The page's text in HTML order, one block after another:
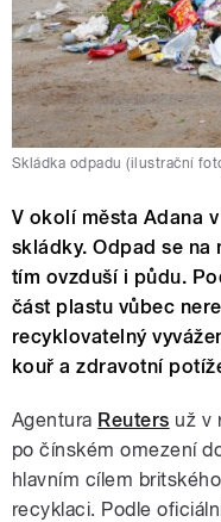
Skládka odpadu (ilustrační
V okolí města Adana
skládky. Odpad se na
tím ovzduší i půdu.
část plastu vůbec
recyklovatelný
kouř a zdravotní
Agentura Reuters už v
po čínském omezení
hlavním cílem
recyklaci. Podle